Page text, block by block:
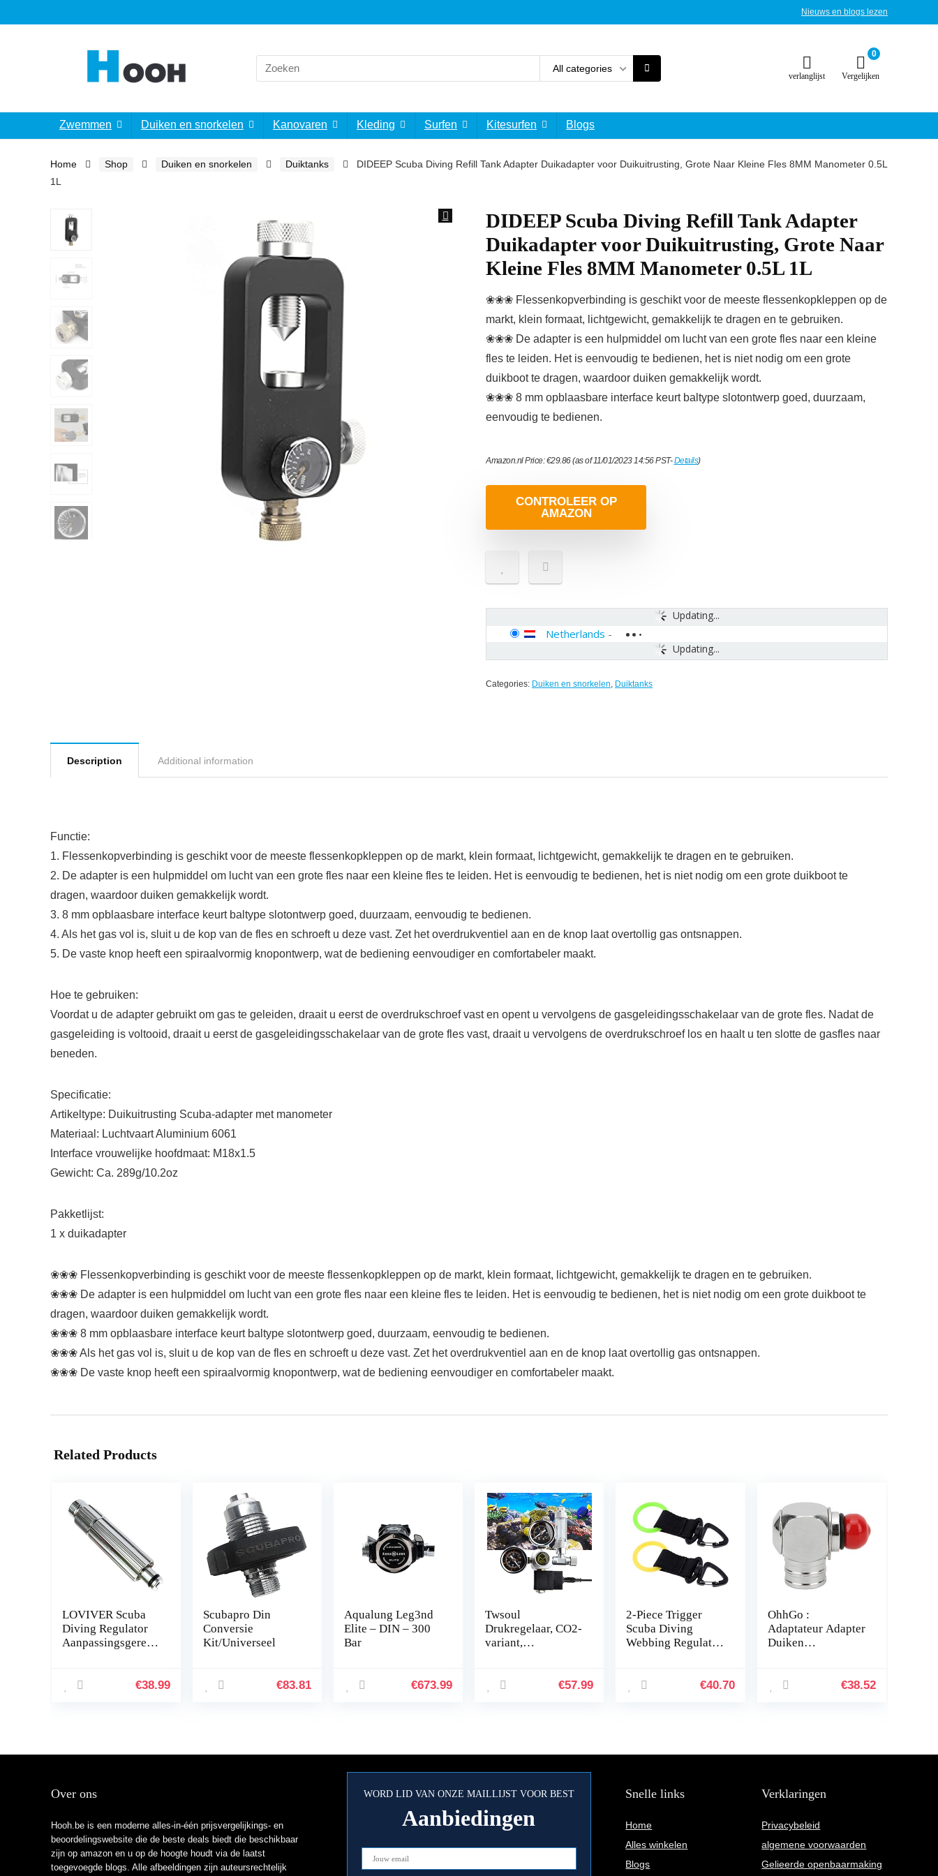
Nieuws en blogs lezen
Search
for:
All categories
verlanglijst
0
Vergelijken
Zwemmen Duiken en snorkelen Kanovaren Kleding Surfen Kitesurfen Blogs
Home Shop Duiken en snorkelen Duiktanks
DIDEEP Scuba Diving Refill Tank Adapter Duikadapter voor Duikuitrusting, Grote Naar Kleine Fles 8MM Manometer 0.5L
1L
DIDEEP Scuba Diving Refill Tank Adapter
Duikadapter voor Duikuitrusting, Grote Naar
Kleine Fles 8MM Manometer 0.5L 1L
❀❀❀ Flessenkopverbinding is geschikt voor de meeste flessenkopkleppen op de
markt, klein formaat, lichtgewicht, gemakkelijk te dragen en te gebruiken.
❀❀❀ De adapter is een hulpmiddel om lucht van een grote fles naar een kleine
fles te leiden. Het is eenvoudig te bedienen, het is niet nodig om een ​​grote
duikboot te dragen, waardoor duiken gemakkelijk wordt.
❀❀❀ 8 mm opblaasbare interface keurt baltype slotontwerp goed, duurzaam,
eenvoudig te bedienen.
Amazon.nl Price:€29.86(as of 11/01/2023 14:56 PST-Details)
CONTROLEER OP
AMAZON
Updating...
Updating...
Netherlands -
Categories: Duiken en snorkelen, Duiktanks
Description Additional information
Functie:
1. Flessenkopverbinding is geschikt voor de meeste flessenkopkleppen op de markt, klein formaat, lichtgewicht, gemakkelijk te dragen en te gebruiken.
2. De adapter is een hulpmiddel om lucht van een grote fles naar een kleine fles te leiden. Het is eenvoudig te bedienen, het is niet nodig om een grote duikboot te
dragen, waardoor duiken gemakkelijk wordt.
3. 8 mm opblaasbare interface keurt baltype slotontwerp goed, duurzaam, eenvoudig te bedienen.
4. Als het gas vol is, sluit u de kop van de fles en schroeft u deze vast. Zet het overdrukventiel aan en de knop laat overtollig gas ontsnappen.
5. De vaste knop heeft een spiraalvormig knopontwerp, wat de bediening eenvoudiger en comfortabeler maakt.
Hoe te gebruiken:
Voordat u de adapter gebruikt om gas te geleiden, draait u eerst de overdrukschroef vast en opent u vervolgens de gasgeleidingsschakelaar van de grote fles. Nadat de
gasgeleiding is voltooid, draait u eerst de gasgeleidingsschakelaar van de grote fles vast, draait u vervolgens de overdrukschroef los en haalt u ten slotte de gasfles naar
beneden.
Specificatie:
Artikeltype: Duikuitrusting Scuba-adapter met manometer
Materiaal: Luchtvaart Aluminium 6061
Interface vrouwelijke hoofdmaat: M18x1.5
Gewicht: Ca. 289g/10.2oz
Pakketlijst:
1 x duikadapter
❀❀❀ Flessenkopverbinding is geschikt voor de meeste flessenkopkleppen op de markt, klein formaat, lichtgewicht, gemakkelijk te dragen en te gebruiken.
❀❀❀ De adapter is een hulpmiddel om lucht van een grote fles naar een kleine fles te leiden. Het is eenvoudig te bedienen, het is niet nodig om een ​​grote duikboot te
dragen, waardoor duiken gemakkelijk wordt.
❀❀❀ 8 mm opblaasbare interface keurt baltype slotontwerp goed, duurzaam, eenvoudig te bedienen.
❀❀❀ Als het gas vol is, sluit u de kop van de fles en schroeft u deze vast. Zet het overdrukventiel aan en de knop laat overtollig gas ontsnappen.
❀❀❀ De vaste knop heeft een spiraalvormig knopontwerp, wat de bediening eenvoudiger en comfortabeler maakt.
Related Products
LOVIVER Scuba
Diving Regulator
Aanpassingsgereed
Aanpassingsgereed
€38.99
Scubapro Din
Conversie
Kit/Universeel
€83.81
Aqualung Leg3nd
Elite – DIN – 300
Bar
€673.99
Twsoul
Drukregelaar, CO2-
variant,
magneetventiel en
€57.99
2-Piece Trigger
Scuba Diving
Webbing Regulator
Retainer Good
€40.70
OhhGo :
Adaptateur Adapter
Duiken
Connector 1e
€38.52
Over ons
Hooh.be is een moderne alles-in-één prijsvergelijkings- en
beoordelingswebsite die de beste deals biedt die beschikbaar
zijn op amazon en u op de hoogte houdt via de laatst
toegevoegde blogs. Alle afbeeldingen zijn auteursrechtelijk
WORD LID VAN ONZE MAILLIJST VOOR BEST
Aanbiedingen
Snelle links
Home
Alles winkelen
Blogs
Verklaringen
Privacybeleid
algemene voorwaarden
Gelieerde openbaarmaking